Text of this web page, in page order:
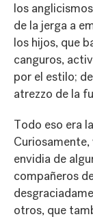
los
de la jerga a
los hijos, que
canguros,
por el estilo;
atrezzo de la
Todo eso era
envidia de
compañeros
otros, que